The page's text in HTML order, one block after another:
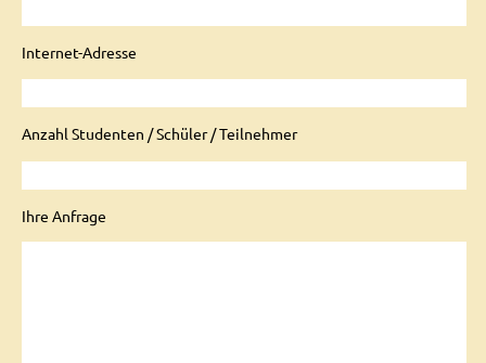
Internet-Adresse
Anzahl Studenten / Schüler / Teilnehmer
Ihre Anfrage